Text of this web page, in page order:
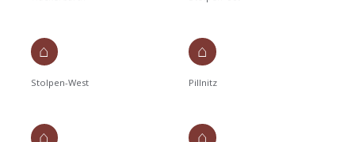
Stolpen-West Pillnitz